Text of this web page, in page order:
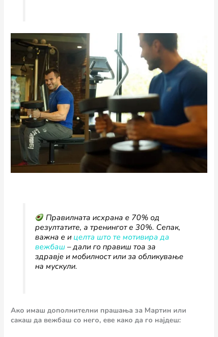
Правилната исхрана е 70% од
резултатите, а тренингот е 30%. Сепак,
важна е ицелта што те мотивира да
вежбаш – дали го правиш тоа за
здравје и мобилност или за обликување
на мускули.
Ако имаш дополнителни прашања за Мартин или
сакаш да вежбаш со него, еве како да го најдеш: